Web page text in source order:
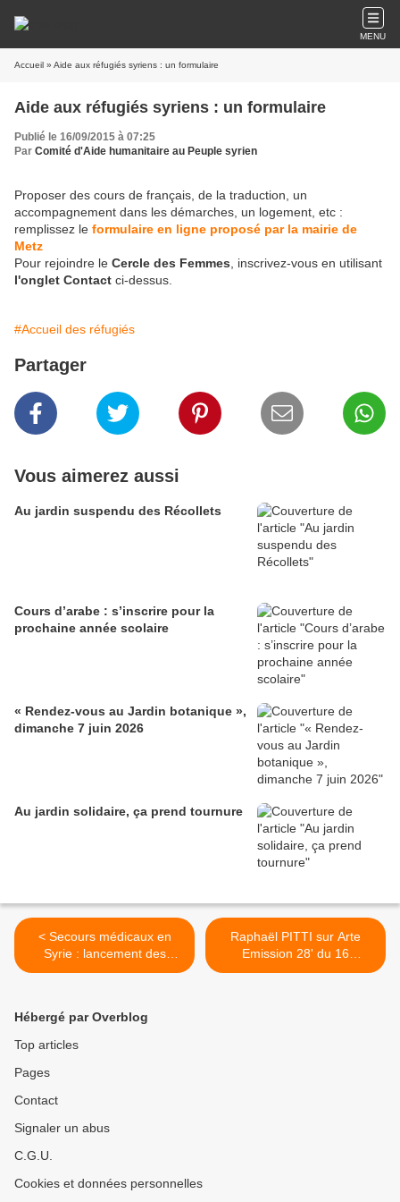
MENU
Accueil » Aide aux réfugiés syriens : un formulaire
Aide aux réfugiés syriens : un formulaire
Publié le 16/09/2015 à 07:25
Par Comité d'Aide humanitaire au Peuple syrien
Proposer des cours de français, de la traduction, un
accompagnement dans les démarches, un logement, etc :
remplissez le formulaire en ligne proposé par la mairie de
Metz
Pour rejoindre le Cercle des Femmes , inscrivez-vous en utilisant
l'onglet Contact ci-dessus.
#Accueil des réfugiés
Partager
Vous aimerez aussi
Au jardin suspendu des Récollets
Cours d’arabe : s’inscrire pour la
prochaine année scolaire
« Rendez-vous au Jardin botanique »,
dimanche 7 juin 2026
Au jardin solidaire, ça prend tournure
< Secours médicaux en
Syrie : lancement des
travaux pour notre bâtiment
Raphaël PITTI sur Arte
Emission 28' du 16
septembre >
Hébergé par Overblog
Top articles
Pages
Contact
Signaler un abus
C.G.U.
Cookies et données personnelles